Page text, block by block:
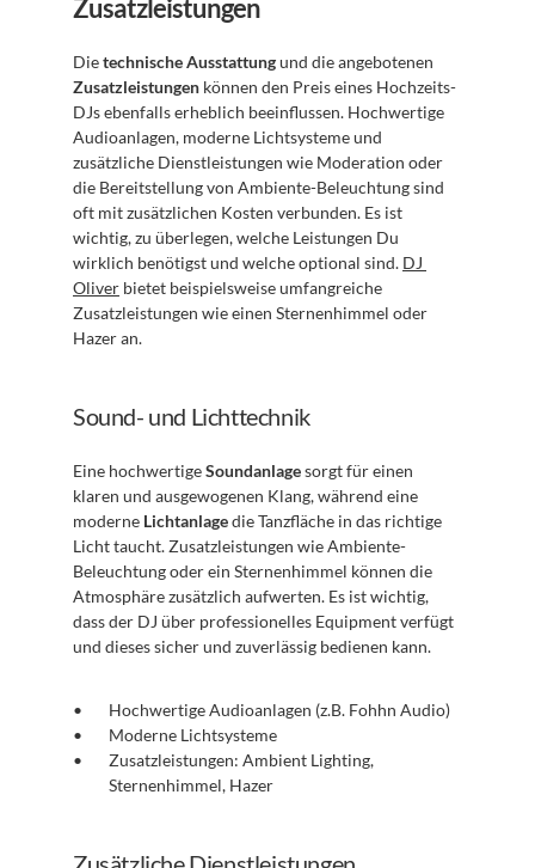
Zusatzleistungen
Die technische Ausstattung
Zusatzleistungen können den Preis eines Hochzeits-
DJs ebenfalls erheblich beeinflussen. Hochwertige
Audioanlagen, moderne Lichtsysteme und
zusätzliche Dienstleistungen wie Moderation oder
die Bereitstellung von Ambiente-Beleuchtung sind
oft mit zusätzlichen Kosten verbunden. Es ist
wichtig, zu überlegen, welche Leistungen Du
wirklich benötigst und welche optional sind. DJ
Oliver bietet beispielsweise umfangreiche
Zusatzleistungen wie einen Sternenhimmel oder
Hazer an.
Sound- und Lichttechnik
Eine hochwertige Soundanlage sorgt für einen
klaren und ausgewogenen Klang, während eine
moderne Lichtanlage die Tanzfläche in das richtige
Licht taucht. Zusatzleistungen wie Ambiente-
Beleuchtung oder ein Sternenhimmel können die
Atmosphäre zusätzlich aufwerten. Es ist wichtig,
dass der DJ über professionelles Equipment verfügt
und dieses sicher und zuverlässig bedienen kann.
Hochwertige Audioanlagen (z.B. Fohhn Audio)
Moderne Lichtsysteme
Zusatzleistungen: Ambient Lighting,
Sternenhimmel, Hazer